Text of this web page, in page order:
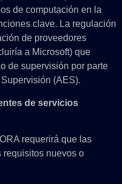
de computación en la
clave. La regulación
de proveedores
a Microsoft) que
de supervisión por parte
(AES).
de servicios
requerirá que las
requisitos nuevos o